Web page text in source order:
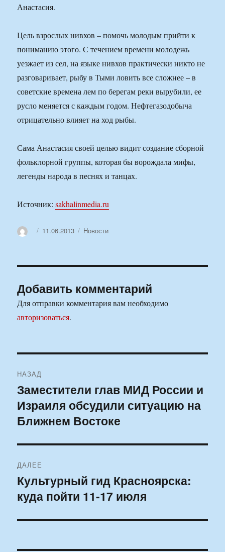
Анастасия.
Цель взрослых нивхов – помочь молодым прийти к
пониманию этого. С течением времени молодежь
уезжает из сел, на языке нивхов практически никто не
разговаривает, рыбу в Тыми ловить все сложнее – в
советские времена лем по берегам реки вырубили, ее
русло меняется с каждым годом. Нефтегазодобыча
отрицательно влияет на ход рыбы.
Сама Анастасия своей целью видит создание сборной
фольклорной группы, которая бы ворождала мифы,
легенды народа в песнях и танцах.
Источник:sakhalinmedia.ru
АвторОпубликовано
11.06.2013 Рубрики
Новости
Добавить комментарий
Для отправки комментария вам необходимо
авторизоваться.
по
записям
НАЗАД
Предыдущая
запись:
Заместители глав МИД России и
Израиля обсудили ситуацию на
Ближнем Востоке
ДАЛЕЕ
Следующая
запись:
Культурный гид Красноярска:
куда пойти 11-17 июля